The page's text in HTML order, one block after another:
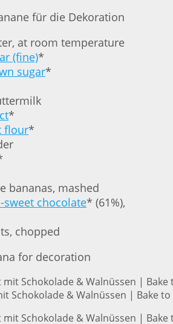
für die Dekoration
at room temperature
(fine)*
sugar*
*
flour*
bananas, mashed
sweet chocolate* (61%),
chopped
for decoration
Schokolade & Walnüssen | Bake